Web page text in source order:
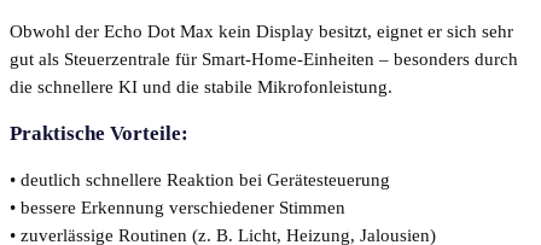
Obwohl der Echo Dot Max kein Display besitzt, eignet er sich sehr
gut als Steuerzentrale für Smart-Home-Einheiten – besonders durch
die schnellere KI und die stabile Mikrofonleistung.
Praktische Vorteile:
• deutlich schnellere Reaktion bei Gerätesteuerung
• bessere Erkennung verschiedener Stimmen
• zuverlässige Routinen (z. B. Licht, Heizung, Jalousien)